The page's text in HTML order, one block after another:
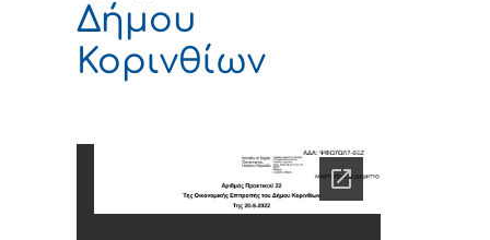
Δήμου
Κορινθίων